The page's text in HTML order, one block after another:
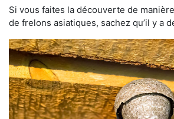
Si vous faites la découverte de
de frelons asiatiques, sachez qu’il y a